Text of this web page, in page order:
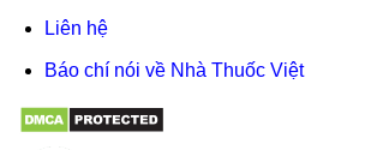
Liên hệ
Báo chí nói về Nhà Thuốc Việt